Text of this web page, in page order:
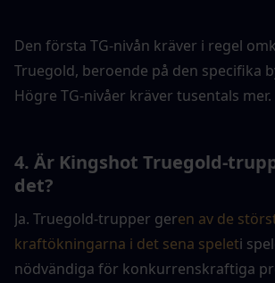
Den första TG-nivån kräver i regel
Truegold, beroende på den specifika
Högre TG-nivåer kräver tusentals mer.
4. Är Kingshot Truegold-
det?
Ja. Truegold-trupper geren av de
kraftökningarna i det sena speleti
nödvändiga för konkurrenskraftiga